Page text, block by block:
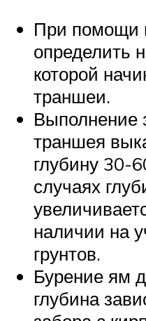
При помощи
определить
которой
траншеи.
Выполнение
траншея
глубину 30-
случаях
наличии на
грунтов.
Бурение ям
глубина